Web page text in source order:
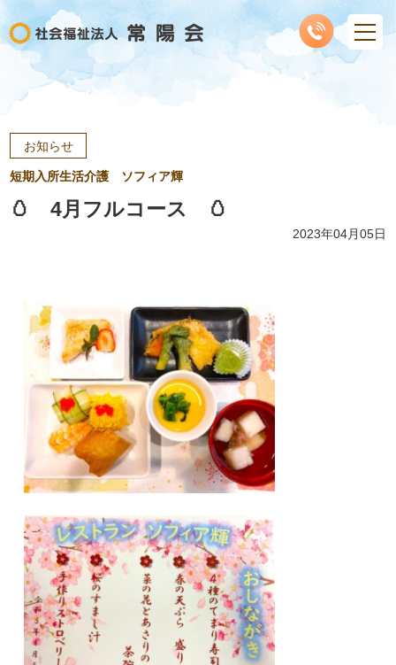
お知らせ
短期入所生活介護 ソフィア輝
🥚 4月フルコース 🥚
2023年04月05日